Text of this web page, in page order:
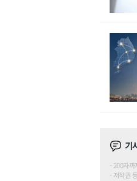
기
200자
저작권